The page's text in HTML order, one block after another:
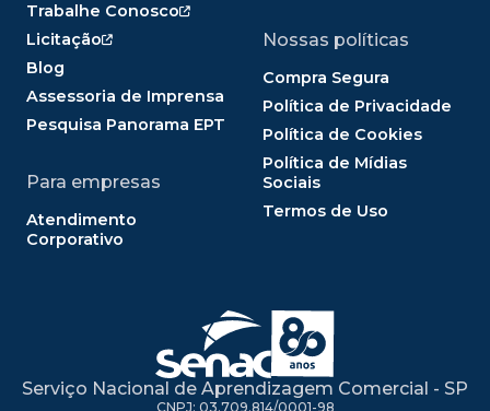
Trabalhe Conosco
Licitação
Blog
Assessoria de Imprensa
Pesquisa Panorama EPT
Para empresas
Atendimento
Corporativo
Nossas políticas
Compra Segura
Política de Privacidade
Política de Cookies
Política de Mídias
Sociais
Termos de Uso
Serviço Nacional de Aprendizagem Comercial - SP
CNPJ: 03.709.814/0001-98